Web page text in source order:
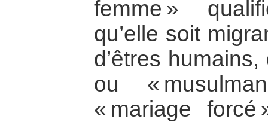
femme »
qu’elle soit
d’êtres
ou «
« mariage